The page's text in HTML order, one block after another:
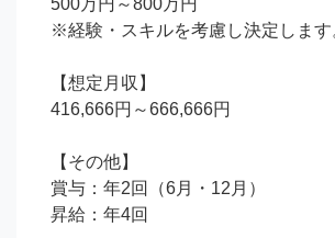
500万円～800万円
※経験・スキルを考慮し決定します
【想定月収】
416,666円～666,666円
【その他】
賞与：年2回（6月・12月）
昇給：年4回